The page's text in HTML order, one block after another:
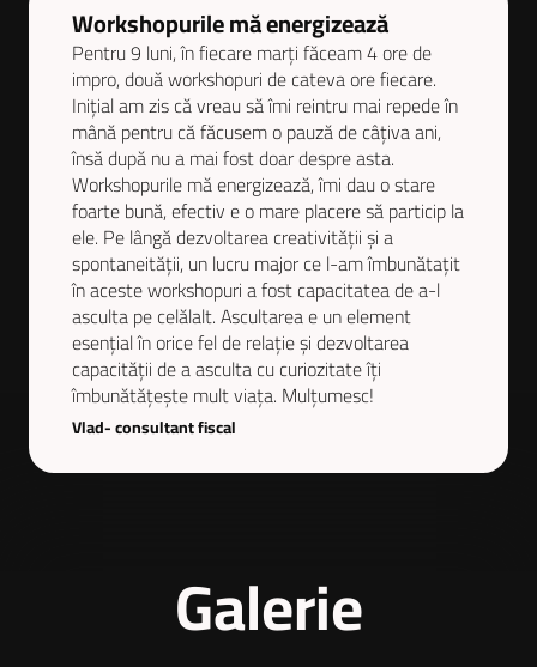
Workshopurile mă energizează
Pentru 9 luni, în fiecare marți făceam 4 ore de
impro, două workshopuri de cateva ore fiecare.
Inițial am zis că vreau să îmi reintru mai repede în
mână pentru că făcusem o pauză de câțiva ani,
însă după nu a mai fost doar despre asta.
Workshopurile mă energizează, îmi dau o stare
foarte bună, efectiv e o mare placere să particip la
ele. Pe lângă dezvoltarea creativității și a
spontaneității, un lucru major ce l-am îmbunătațit
în aceste workshopuri a fost capacitatea de a-l
asculta pe celălalt. Ascultarea e un element
esențial în orice fel de relație și dezvoltarea
capacității de a asculta cu curiozitate îți
îmbunătățește mult viața. Mulțumesc!
Vlad- consultant fiscal
Galerie